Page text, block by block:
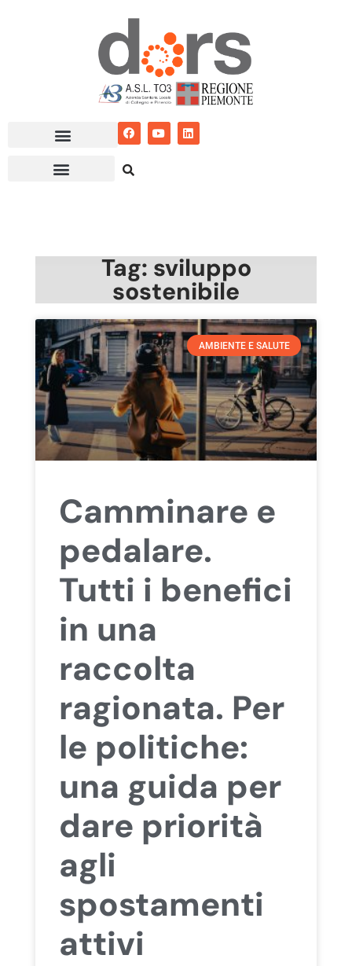
Tag: sviluppo
sostenibile
AMBIENTE E SALUTE
Camminare e
pedalare.
Tutti i benefici
in una
raccolta
ragionata. Per
le politiche:
una guida per
dare priorità
agli
spostamenti
attivi